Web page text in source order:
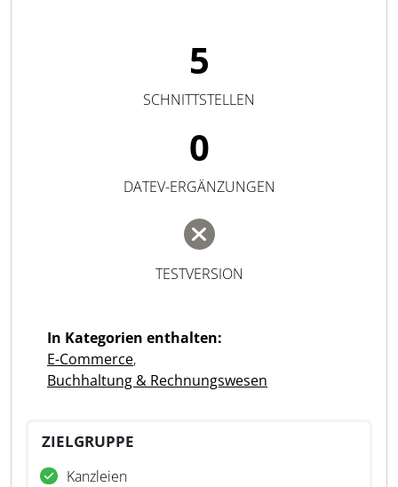
5
SCHNITTSTELLEN
0
DATEV-ERGÄNZUNGEN
TESTVERSION
In Kategorien enthalten:
E-Commerce,
Buchhaltung & Rechnungswesen
ZIELGRUPPE
Kanzleien